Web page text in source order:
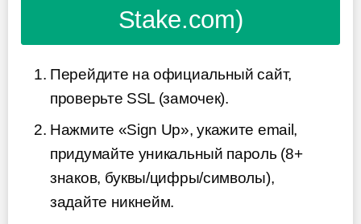
Stake.com)
Перейдите на официальный сайт,
проверьте SSL (замочек).
Нажмите «Sign Up», укажите email,
придумайте уникальный пароль (8+
знаков, буквы/цифры/символы),
задайте никнейм.